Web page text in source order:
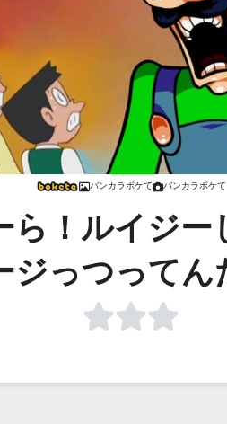
バンカラボケて バンカラボケて
ら！ルイジー
ジっつってん